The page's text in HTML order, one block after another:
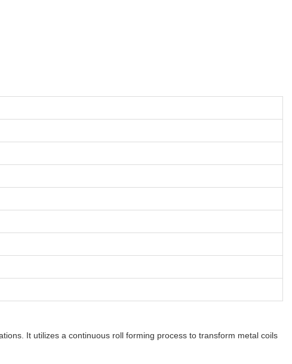
It utilizes a continuous roll forming process to transform metal coils